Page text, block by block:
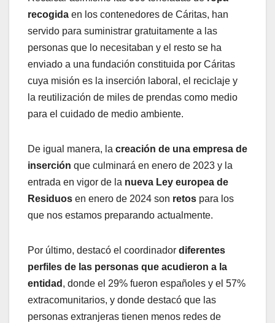
recogida en los contenedores de Cáritas, han
servido para suministrar gratuitamente a las
personas que lo necesitaban y el resto se ha
enviado a una fundación constituida por Cáritas
cuya misión es la inserción laboral, el reciclaje y
la reutilización de miles de prendas como medio
para el cuidado de medio ambiente.
De igual manera, la creación de una empresa de
inserción que culminará en enero de 2023 y la
entrada en vigor de la nueva Ley europea de
Residuos en enero de 2024 son retos para los
que nos estamos preparando actualmente.
Por último, destacó el coordinador diferentes
perfiles de las personas que acudieron a la
entidad , donde el 29% fueron españoles y el 57%
extracomunitarios, y donde destacó que las
personas extranjeras tienen menos redes de